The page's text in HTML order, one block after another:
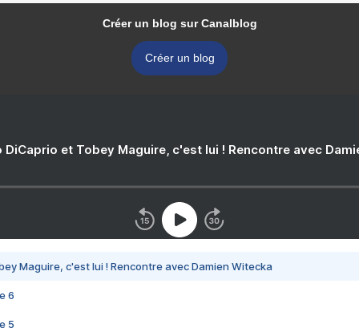
Créer un blog sur Canalblog
Créer un blog
DiCaprio et Tobey Maguire, c'est lui ! Rencontre avec
Maguire, c'est lui ! Rencontre avec Damien Witecka
6
5